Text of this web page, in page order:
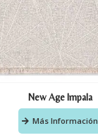
New Age Impala
Más Información